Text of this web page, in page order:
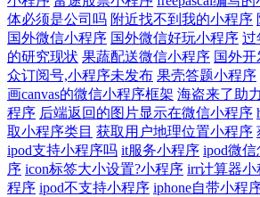
体必须是公司吗 附近找不到我的小程序
国外微信小程序 国外微信好玩小程序 过
的研究现状 果蔬配送微信小程序 国外
众订阅号,小程序未发布 果壳答题小程序
画canvas的微信小程序框架 海盗来了助
程序 后端返回的图片显示在微信小程序
取小程序类目 获取用户地理位置小程序
ipod支持小程序吗 it服务小程序 ipod微
序 icon标签大小设置?小程序 irr计算器小
程序 ipod不支持小程序 iphone自带小程